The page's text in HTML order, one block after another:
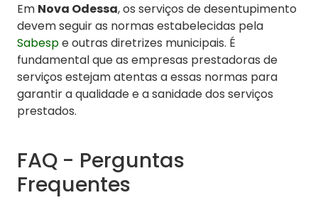
Em Nova Odessa, os serviços de desentupimento
devem seguir as normas estabelecidas pela
Sabespe outras diretrizes municipais. É
fundamental que as empresas prestadoras de
serviços estejam atentas a essas normas para
garantir a qualidade e a sanidade dos serviços
prestados.
FAQ - Perguntas
Frequentes